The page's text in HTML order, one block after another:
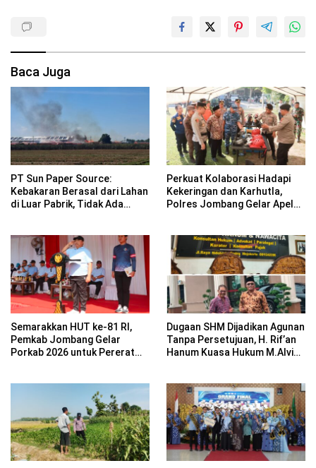
Baca Juga
PT Sun Paper Source:
Kebakaran Berasal dari Lahan
di Luar Pabrik, Tidak Ada
Perkuat Kolaborasi Hadapi
Kekeringan dan Karhutla,
Polres Jombang Gelar Apel
Semarakkan HUT ke-81 RI,
Pemkab Jombang Gelar
Porkab 2026 untuk Pererat
Dugaan SHM Dijadikan Agunan
Tanpa Persetujuan, H. Rif’an
Hanum Kuasa Hukum M.Alvin